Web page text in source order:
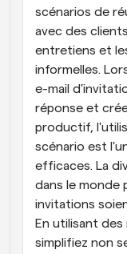
scénarios de
avec des
entretiens et
informelles.
e-mail
réponse et
productif,
scénario est
efficaces. La
dans le monde
invitations
En utilisant
simplifiez non